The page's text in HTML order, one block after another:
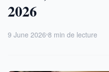
2026
9 June 2026 8 min de lecture